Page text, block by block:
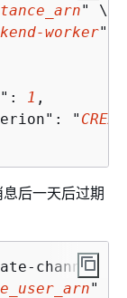
" \
worker" \
1 ,
"
后一天后过期
channel \
" \